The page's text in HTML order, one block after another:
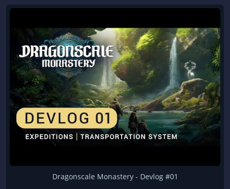
Dragonscale Monastery - Devlog #01